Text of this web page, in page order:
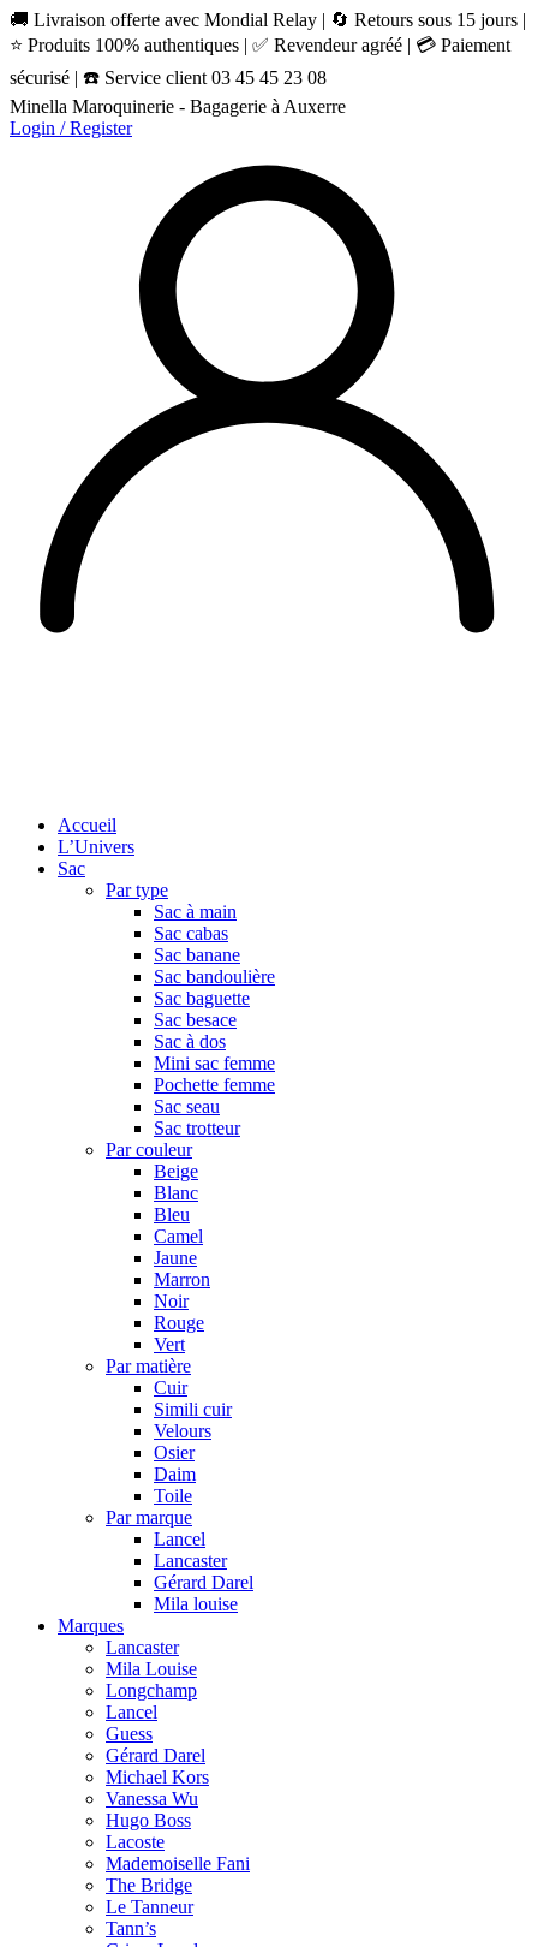
🚚 Livraison offerte avec Mondial Relay | 🔄 Retours sous 15 jours |
⭐ Produits 100% authentiques | ✅ Revendeur agréé | 💳 Paiement
sécurisé | ☎️ Service client 03 45 45 23 08
Minella Maroquinerie - Bagagerie à Auxerre
Login / Register
Accueil
L’Univers
Sac
Par type
Sac à main
Sac cabas
Sac banane
Sac bandoulière
Sac baguette
Sac besace
Sac à dos
Mini sac femme
Pochette femme
Sac seau
Sac trotteur
Par couleur
Beige
Blanc
Bleu
Camel
Jaune
Marron
Noir
Rouge
Vert
Par matière
Cuir
Simili cuir
Velours
Osier
Daim
Toile
Par marque
Lancel
Lancaster
Gérard Darel
Mila louise
Marques
Lancaster
Mila Louise
Longchamp
Lancel
Guess
Gérard Darel
Michael Kors
Vanessa Wu
Hugo Boss
Lacoste
Mademoiselle Fani
The Bridge
Le Tanneur
Tann’s